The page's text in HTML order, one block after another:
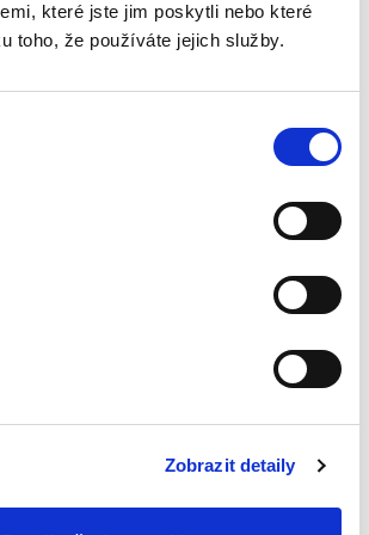
které jste jim poskytli nebo které
toho, že používáte jejich služby.
Zobrazit detaily
a pojednání o zjišťování
pro případ, že předmětem
došlo v advokátním tarifu, a
na chod kanceláří, jakož i
na náklady plátce mzdy v
soudů a Nejvyššího
účinný od 1.10. 2024.